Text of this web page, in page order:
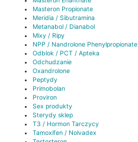
Masteron Propionate
Meridia / Sibutramina
Metanabol / Dianabol
Mixy / Ripy
NPP / Nandrolone Phenylpropionate
Odblok / PCT / Apteka
Odchudzanie
Oxandrolone
Peptydy
Primobolan
Proviron
Sex produkty
Sterydy sklep
T3 / Hormon Tarczycy
Tamoxifen / Nolvadex